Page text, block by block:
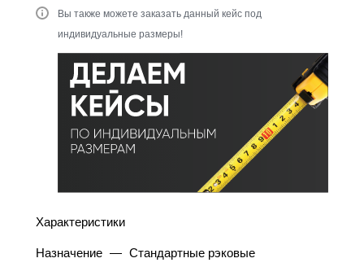
Вы также можете заказать данный кейс под
индивидуальные размеры!
Характеристики
Назначение — Стандартные рэковые